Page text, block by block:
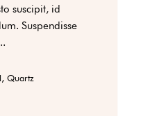
suscipit, id
Suspendisse
, Quartz